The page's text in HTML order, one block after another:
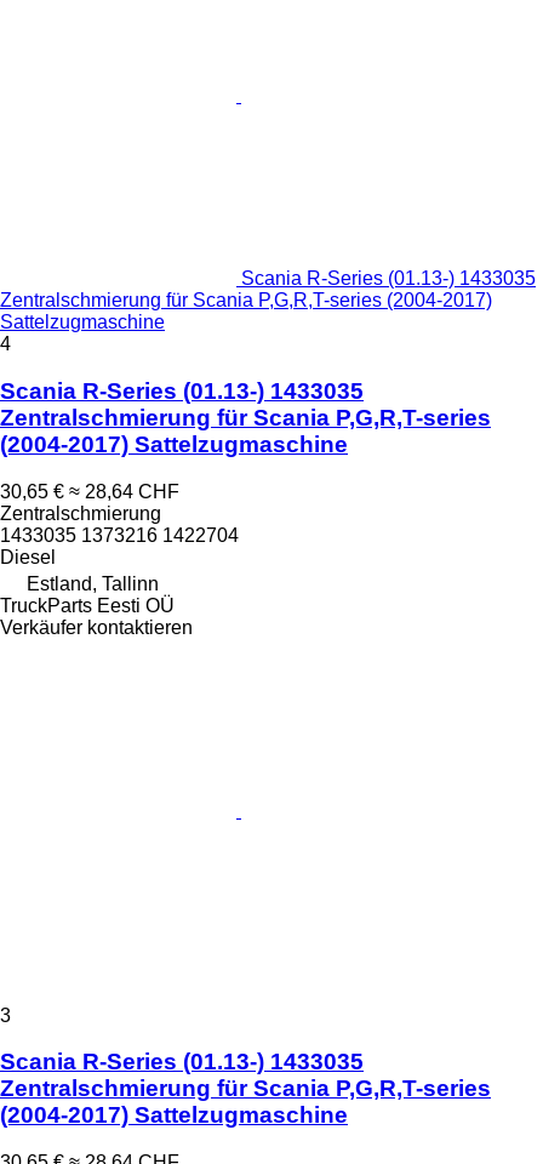
Scania R-Series (01.13-) 1433035
Zentralschmierung für Scania P,G,R,T-series (2004-2017)
Sattelzugmaschine
4
Scania R-Series (01.13-) 1433035
Zentralschmierung für Scania P,G,R,T-series
(2004-2017) Sattelzugmaschine
30,65 € ≈ 28,64 CHF
Zentralschmierung
1433035 1373216 1422704
Diesel
Estland, Tallinn
TruckParts Eesti OÜ
Verkäufer kontaktieren
3
Scania R-Series (01.13-) 1433035
Zentralschmierung für Scania P,G,R,T-series
(2004-2017) Sattelzugmaschine